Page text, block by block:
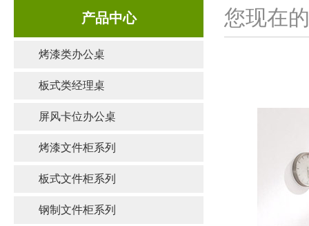
产品中心
烤漆类办公桌
板式类经理桌
屏风卡位办公桌
烤漆文件柜系列
板式文件柜系列
钢制文件柜系列
您现在